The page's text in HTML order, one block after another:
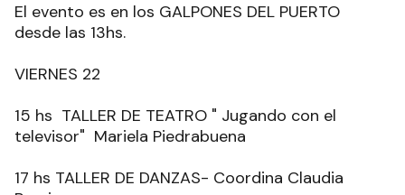
El evento es en los GALPONES DEL PUERTO
desde las 13hs.
VIERNES 22
15 hs TALLER DE TEATRO " Jugando con el
televisor" Mariela Piedrabuena
17 hs TALLER DE DANZAS- Coordina Claudia